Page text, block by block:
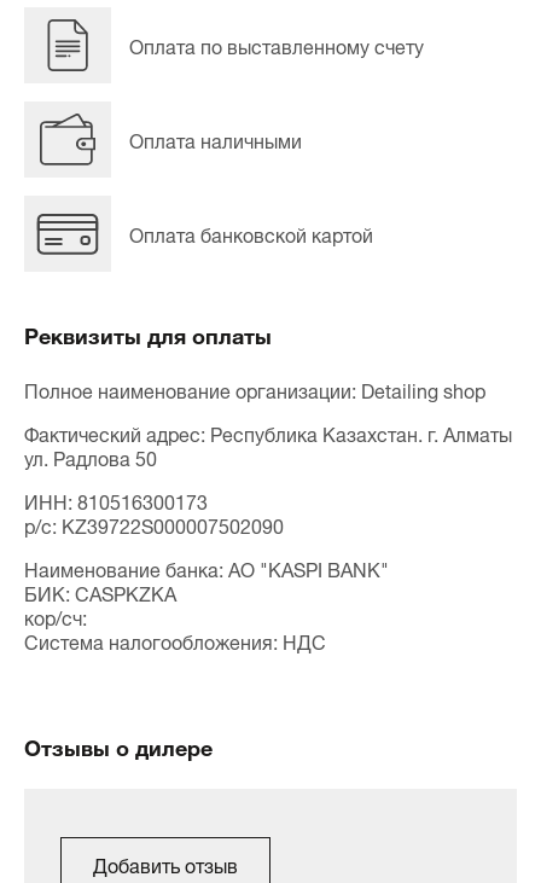
Оплата по выставленному счету
Оплата наличными
Оплата банковской картой
Реквизиты для оплаты
Полное наименование организации: Detailing shop
Фактический адрес: Республика Казахстан. г. Алматы
ул. Радлова 50
ИНН: 810516300173
p/c: KZ39722S000007502090
Наименование банка: АO "КАSРI ВАNК"
БИК: САSРКZКА
кор/сч:
Система налогообложения: НДС
Отзывы о дилере
Добавить отзыв